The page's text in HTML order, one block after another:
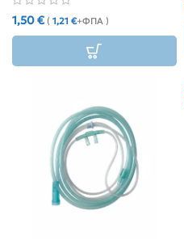
1,50€ ( 1,21 €+ΦΠΑ )